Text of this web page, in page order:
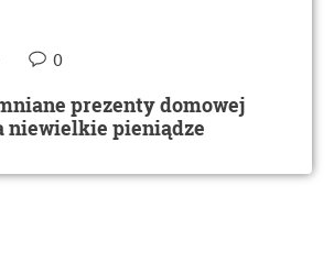
0
prezenty domowej
niewielkie pieniądze